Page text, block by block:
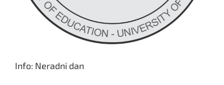
Info: Neradni dan